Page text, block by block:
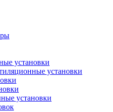
установки
установки
установки